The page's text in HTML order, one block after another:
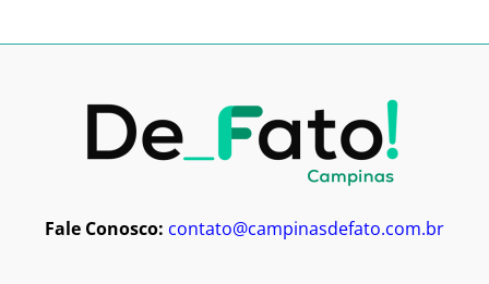
Fale Conosco: contato@campinasdefato.com.br